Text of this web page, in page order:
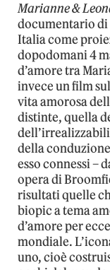
Marianne &
documentario di
Italia come
dopodomani 4
d’amore tra
invece un film
vita amorosa
distinte, quella
della
esso connessi –
opera di
risultati quelle
biopic a tema
d’amore per
mondiale.
uno, cioè